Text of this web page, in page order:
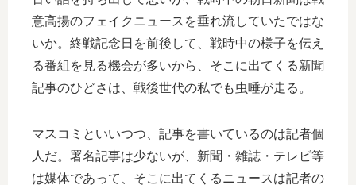
意高揚のフェイクニュースを垂れ流していたではな
いか。終戦記念日を前後して、戦時中の様子を伝え
る番組を見る機会が多いから、そこに出てくる新聞
記事のひどさは、戦後世代の私でも虫唾が走る。
マスコミといいつつ、記事を書いているのは記者個
人だ。署名記事は少ないが、新聞・雑誌・テレビ等
は媒体であって、そこに出てくるニュースは記者の